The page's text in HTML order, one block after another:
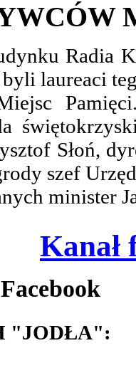
Radia
laureaci
Słoń,
szef
minister
"JODŁA":